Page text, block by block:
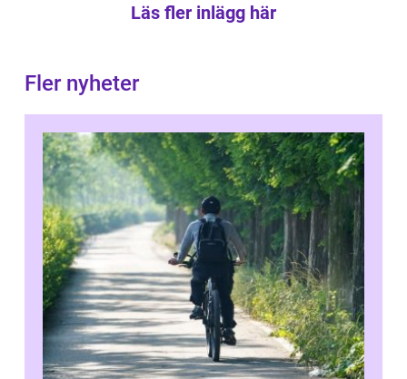
Läs fler inlägg här
Fler nyheter